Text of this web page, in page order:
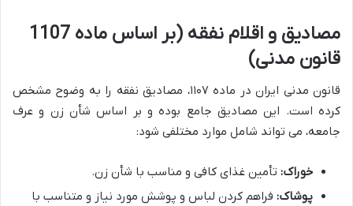
مصادیق و اقلام نفقه (بر اساس ماده 1107
قانون مدنی)
قانون مدنی ایران در ماده ۱۱۰۷، مصادیق نفقه را به وضوح مشخص
کرده است. این مصادیق جامع بوده و بر اساس شأن زن و عرف
جامعه، می تواند شامل موارد مختلفی شود:
خوراک: تأمین غذای کافی و مناسب با شأن زن.
پوشاک: فراهم کردن لباس و پوشش مورد نیاز و متناسب با